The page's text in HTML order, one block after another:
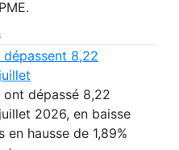
8,22
dépassé 8,22
2026, en baisse
en hausse de 1,89%